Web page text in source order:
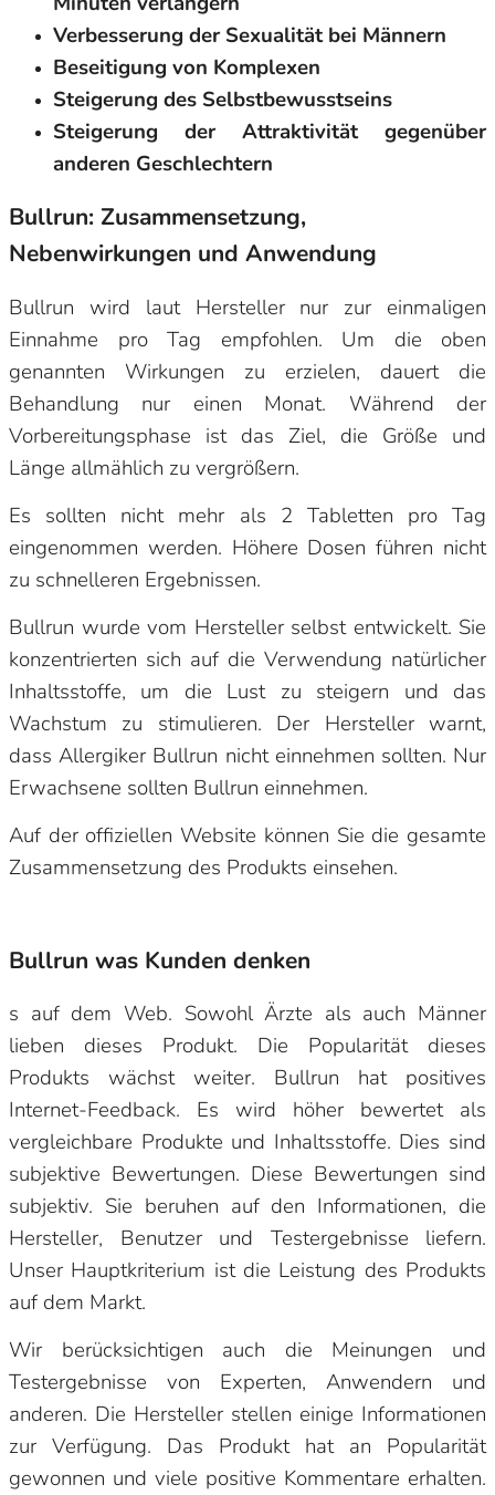
Verbesserung der Sexualität bei Männern
Beseitigung von Komplexen
Steigerung des Selbstbewusstseins
Steigerung der Attraktivität gegenüber
anderen Geschlechtern
Bullrun: Zusammensetzung,
Nebenwirkungen und Anwendung
Bullrun wird laut Hersteller nur zur einmaligen
Einnahme pro Tag empfohlen. Um die oben
genannten Wirkungen zu erzielen, dauert die
Behandlung nur einen Monat. Während der
Vorbereitungsphase ist das Ziel, die Größe und
Länge allmählich zu vergrößern.
Es sollten nicht mehr als 2 Tabletten pro Tag
eingenommen werden. Höhere Dosen führen nicht
zu schnelleren Ergebnissen.
Bullrun wurde vom Hersteller selbst entwickelt. Sie
konzentrierten sich auf die Verwendung natürlicher
Inhaltsstoffe, um die Lust zu steigern und das
Wachstum zu stimulieren. Der Hersteller warnt,
dass Allergiker Bullrun nicht einnehmen sollten. Nur
Erwachsene sollten Bullrun einnehmen.
Auf der offiziellen Website können Sie die gesamte
Zusammensetzung des Produkts einsehen.
Bullrun was Kunden denken
s auf dem Web. Sowohl Ärzte als auch Männer
lieben dieses Produkt. Die Popularität dieses
Produkts wächst weiter. Bullrun hat positives
Internet-Feedback. Es wird höher bewertet als
vergleichbare Produkte und Inhaltsstoffe. Dies sind
subjektive Bewertungen. Diese Bewertungen sind
subjektiv. Sie beruhen auf den Informationen, die
Hersteller, Benutzer und Testergebnisse liefern.
Unser Hauptkriterium ist die Leistung des Produkts
auf dem Markt.
Wir berücksichtigen auch die Meinungen und
Testergebnisse von Experten, Anwendern und
anderen. Die Hersteller stellen einige Informationen
zur Verfügung. Das Produkt hat an Popularität
gewonnen und viele positive Kommentare erhalten.